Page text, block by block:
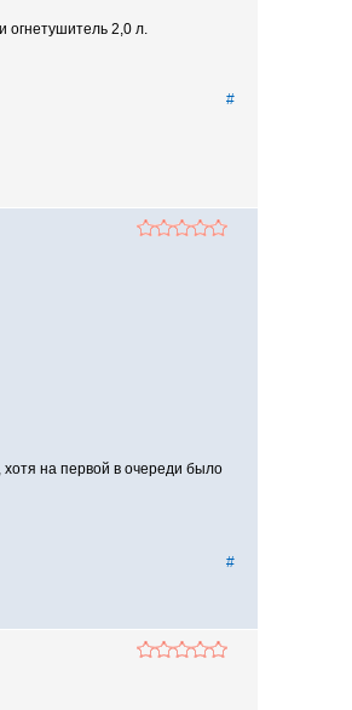
огнетушитель 2,0 л.
#
на первой в очереди было
#